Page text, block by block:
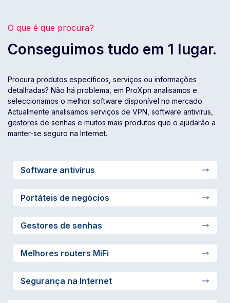
O que é que procura?
Conseguimos tudo em 1 lugar.
Procura produtos específicos, serviços ou informações
detalhadas? Não há problema, em ProXpn analisamos e
seleccionamos o melhor software disponível no mercado.
Actualmente analisamos serviços de VPN, software antivírus,
gestores de senhas e muitos mais produtos que o ajudarão a
manter-se seguro na Internet.
Software antivírus
Portáteis de negócios
Gestores de senhas
Melhores routers MiFi
Segurança na Internet